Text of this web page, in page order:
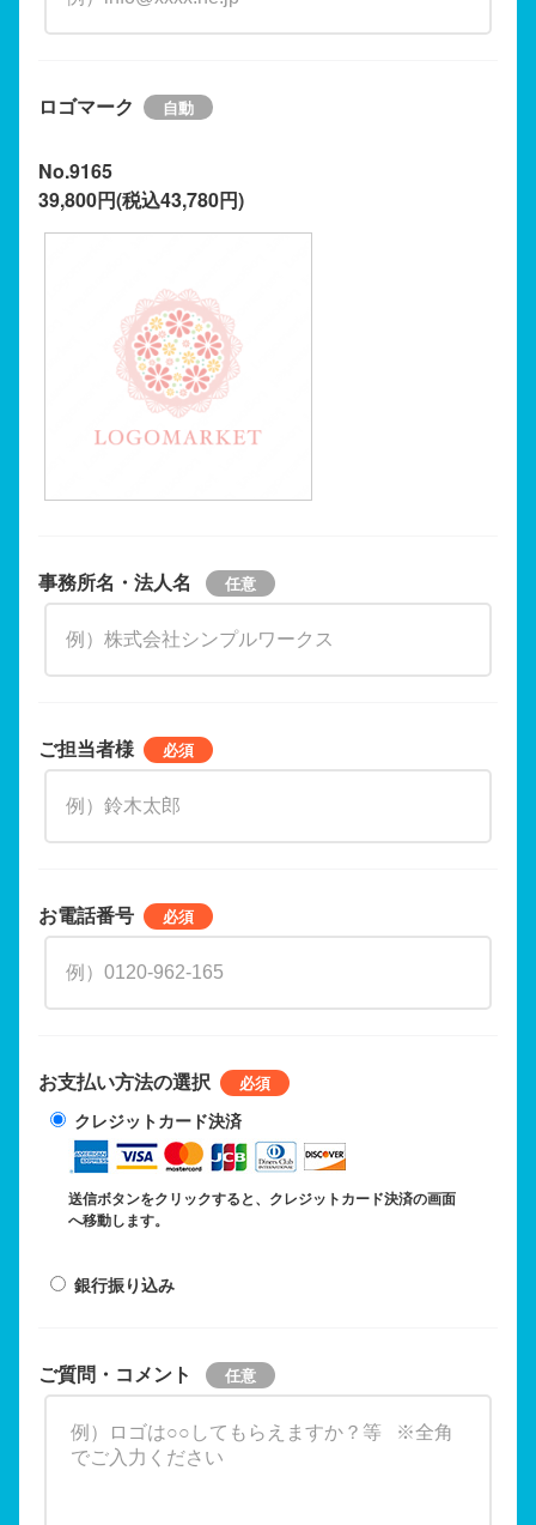
ロゴマーク
No.9165
39,800円(税込43,780円)
事務所名・法人名
ご担当者様
お電話番号
お支払い方法の選択
クレジットカード決済
送信ボタンをクリックすると、クレジットカード決済の画面
へ移動します。
銀行振り込み
ご質問・コメント